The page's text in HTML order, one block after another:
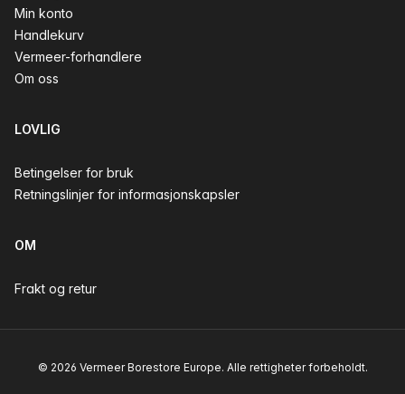
Min konto
Handlekurv
Vermeer-forhandlere
Om oss
LOVLIG
Betingelser for bruk
Retningslinjer for informasjonskapsler
OM
Frakt og retur
© 2026 Vermeer Borestore Europe. Alle rettigheter forbeholdt.